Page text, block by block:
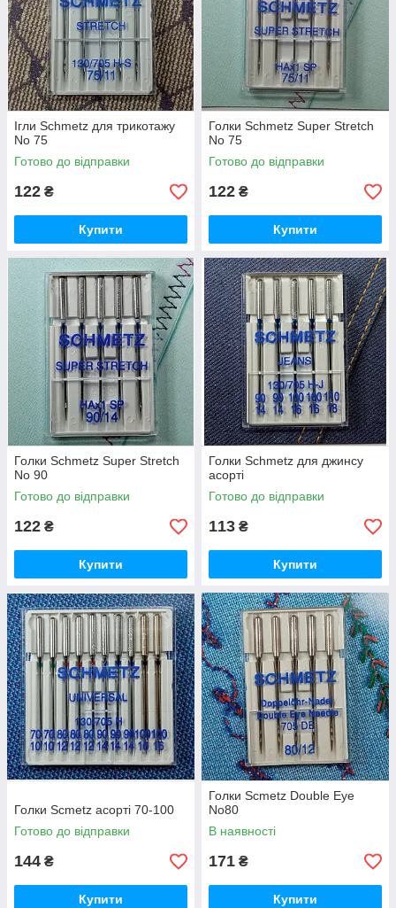
Ігли Schmetz для трикотажу
No 75
Готово до відправки
122 ₴
Купити
Голки Schmetz Super Stretch
No 75
Готово до відправки
122 ₴
Купити
Голки Schmetz Super Stretch
No 90
Готово до відправки
122 ₴
Купити
Голки Schmetz для джинсу
асорті
Готово до відправки
113 ₴
Купити
Голки Scmetz асорті 70-100
Готово до відправки
144 ₴
Купити
Голки Scmetz Double Eye
No80
В наявності
171 ₴
Купити